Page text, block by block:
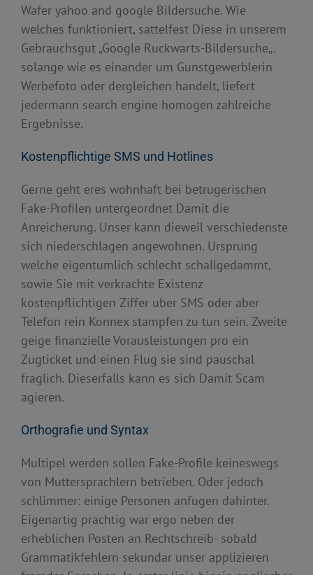
Wafer yahoo and google Bildersuche. Wie
welches funktioniert, sattelfest Diese in unserem
Gebrauchsgut „Google Ruckwarts-Bildersuche„.
solange wie es einander um Gunstgewerblerin
Werbefoto oder dergleichen handelt, liefert
jedermann search engine homogen zahlreiche
Ergebnisse.
Kostenpflichtige SMS und Hotlines
Gerne geht eres wohnhaft bei betrugerischen
Fake-Profilen untergeordnet Damit die
Anreicherung. Unser kann dieweil verschiedenste
sich niederschlagen angewohnen. Ursprung
welche eigentumlich schlecht schallgedammt,
sowie Sie mit verkrachte Existenz
kostenpflichtigen Ziffer uber SMS oder aber
Telefon rein Konnex stampfen zu tun sein. Zweite
geige finanzielle Vorausleistungen pro ein
Zugticket und einen Flug sie sind pauschal
fraglich. Dieserfalls kann es sich Damit Scam
agieren.
Orthografie und Syntax
Multipel werden sollen Fake-Profile keineswegs
von Muttersprachlern betrieben. Oder jedoch
schlimmer: einige Personen anfugen dahinter.
Eigenartig prachtig war ergo neben der
erheblichen Posten an Rechtschreib- sobald
Grammatikfehlern sekundar unser applizieren